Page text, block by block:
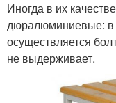
Иногда в их
дюралюминиевые: в
осуществляется
не выдерживает.